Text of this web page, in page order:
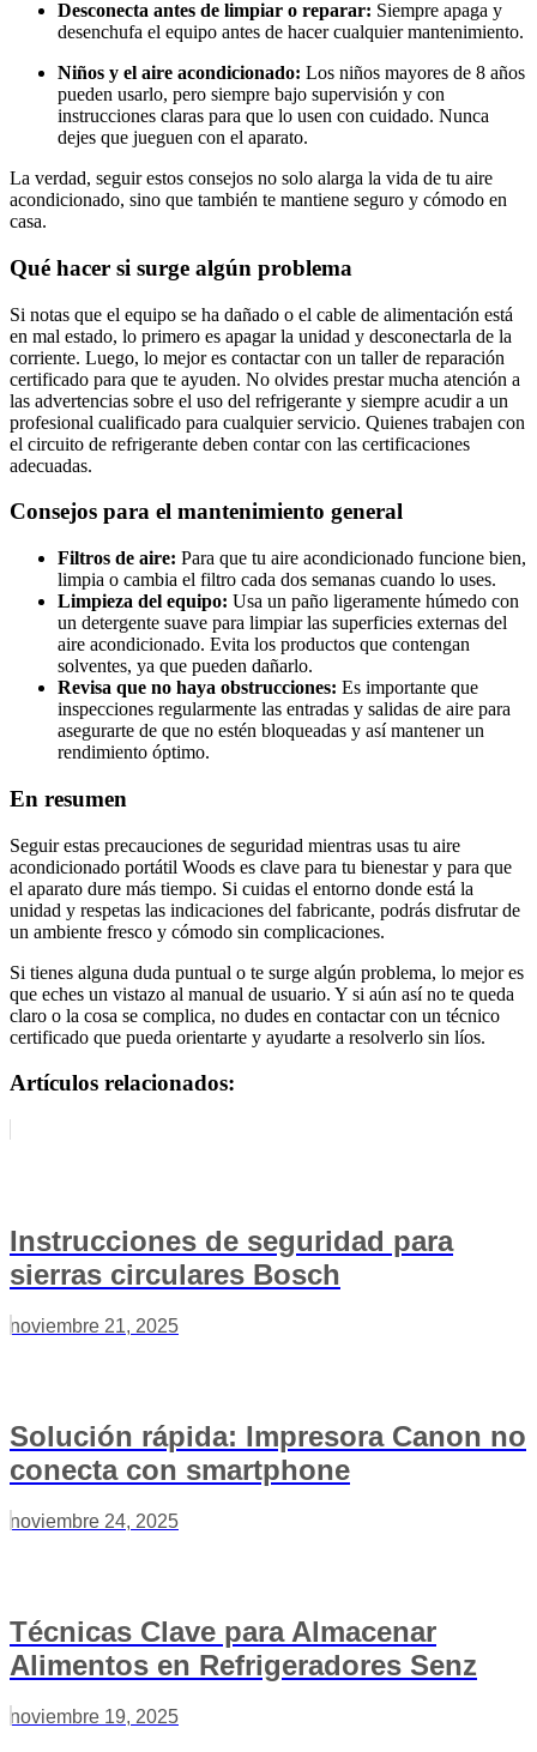
Desconecta antes de limpiar o reparar: Siempre apaga y
desenchufa el equipo antes de hacer cualquier mantenimiento.
Niños y el aire acondicionado: Los niños mayores de 8 años
pueden usarlo, pero siempre bajo supervisión y con
instrucciones claras para que lo usen con cuidado. Nunca
dejes que jueguen con el aparato.
La verdad, seguir estos consejos no solo alarga la vida de tu aire
acondicionado, sino que también te mantiene seguro y cómodo en
casa.
Qué hacer si surge algún problema
Si notas que el equipo se ha dañado o el cable de alimentación está
en mal estado, lo primero es apagar la unidad y desconectarla de la
corriente. Luego, lo mejor es contactar con un taller de reparación
certificado para que te ayuden. No olvides prestar mucha atención a
las advertencias sobre el uso del refrigerante y siempre acudir a un
profesional cualificado para cualquier servicio. Quienes trabajen con
el circuito de refrigerante deben contar con las certificaciones
adecuadas.
Consejos para el mantenimiento general
Filtros de aire: Para que tu aire acondicionado funcione bien,
limpia o cambia el filtro cada dos semanas cuando lo uses.
Limpieza del equipo: Usa un paño ligeramente húmedo con
un detergente suave para limpiar las superficies externas del
aire acondicionado. Evita los productos que contengan
solventes, ya que pueden dañarlo.
Revisa que no haya obstrucciones: Es importante que
inspecciones regularmente las entradas y salidas de aire para
asegurarte de que no estén bloqueadas y así mantener un
rendimiento óptimo.
En resumen
Seguir estas precauciones de seguridad mientras usas tu aire
acondicionado portátil Woods es clave para tu bienestar y para que
el aparato dure más tiempo. Si cuidas el entorno donde está la
unidad y respetas las indicaciones del fabricante, podrás disfrutar de
un ambiente fresco y cómodo sin complicaciones.
Si tienes alguna duda puntual o te surge algún problema, lo mejor es
que eches un vistazo al manual de usuario. Y si aún así no te queda
claro o la cosa se complica, no dudes en contactar con un técnico
certificado que pueda orientarte y ayudarte a resolverlo sin líos.
Artículos relacionados:
Instrucciones de seguridad para
sierras circulares Bosch
noviembre 21, 2025
Solución rápida: Impresora Canon no
conecta con smartphone
noviembre 24, 2025
Técnicas Clave para Almacenar
Alimentos en Refrigeradores Senz
noviembre 19, 2025